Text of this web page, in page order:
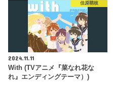
佳原萌枝
2024.11.11
With (TVアニメ『菜なれ花な
れ』エンディングテーマ）)